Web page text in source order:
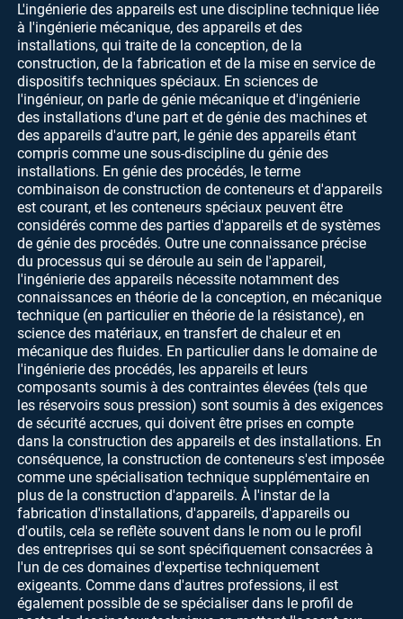
L'ingénierie des appareils est une discipline technique liée
à l'ingénierie mécanique, des appareils et des
installations, qui traite de la conception, de la
construction, de la fabrication et de la mise en service de
dispositifs techniques spéciaux. En sciences de
l'ingénieur, on parle de génie mécanique et d'ingénierie
des installations d'une part et de génie des machines et
des appareils d'autre part, le génie des appareils étant
compris comme une sous-discipline du génie des
installations. En génie des procédés, le terme
combinaison de construction de conteneurs et d'appareils
est courant, et les conteneurs spéciaux peuvent être
considérés comme des parties d'appareils et de systèmes
de génie des procédés. Outre une connaissance précise
du processus qui se déroule au sein de l'appareil,
l'ingénierie des appareils nécessite notamment des
connaissances en théorie de la conception, en mécanique
technique (en particulier en théorie de la résistance), en
science des matériaux, en transfert de chaleur et en
mécanique des fluides. En particulier dans le domaine de
l'ingénierie des procédés, les appareils et leurs
composants soumis à des contraintes élevées (tels que
les réservoirs sous pression) sont soumis à des exigences
de sécurité accrues, qui doivent être prises en compte
dans la construction des appareils et des installations. En
conséquence, la construction de conteneurs s'est imposée
comme une spécialisation technique supplémentaire en
plus de la construction d'appareils. À l'instar de la
fabrication d'installations, d'appareils, d'appareils ou
d'outils, cela se reflète souvent dans le nom ou le profil
des entreprises qui se sont spécifiquement consacrées à
l'un de ces domaines d'expertise techniquement
exigeants. Comme dans d'autres professions, il est
également possible de se spécialiser dans le profil de